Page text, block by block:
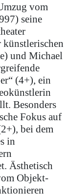
vom
seine
und Michael
(4+), ein
Besonders
Fokus auf
bei dem
in
Ästhetisch
Objekt-